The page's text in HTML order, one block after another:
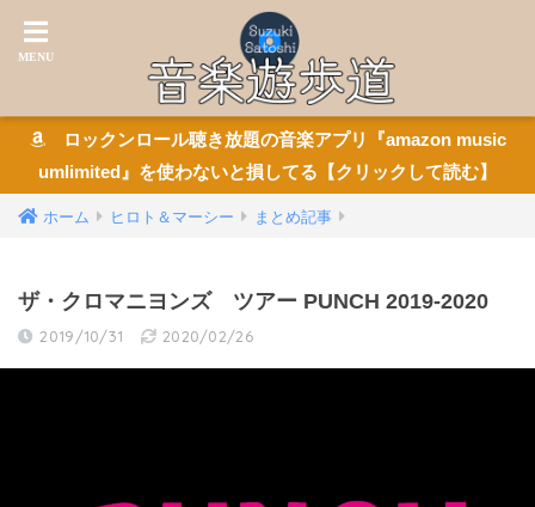
ロックンロール聴き放題の音楽アプリ『amazon music
umlimited』を使わないと損してる【クリックして読む】
ホーム ヒロト＆マーシー まとめ記事
ザ・クロマニヨンズ ツアー PUNCH 2019-2020
2019/10/31 2020/02/26